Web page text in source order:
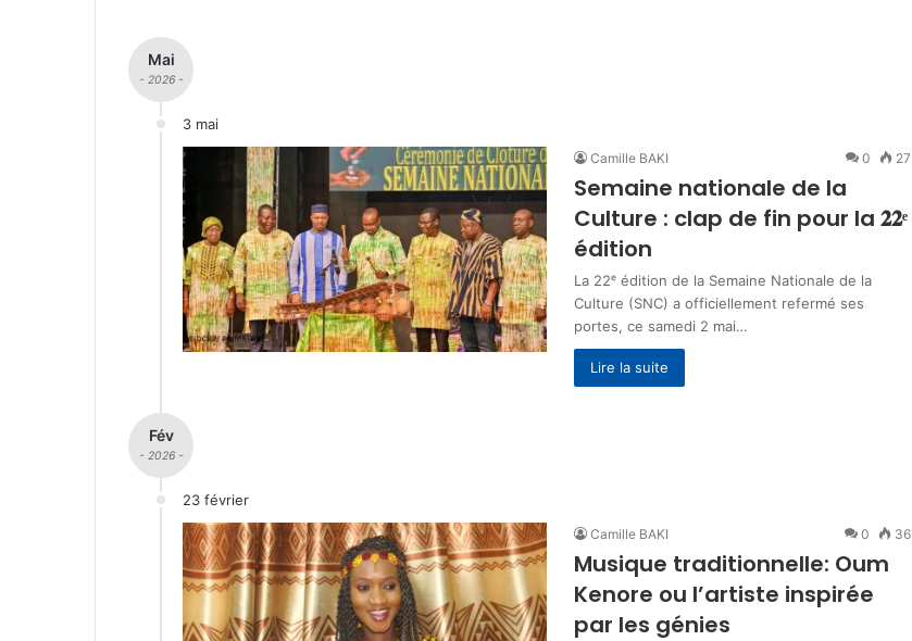
Mai
- 2026 -
3 mai
Camille BAKI 0 27
Semaine nationale de la
Culture : clap de fin pour la 𝟐𝟐ᵉ
édition
‎La 22ᵉ édition de la Semaine Nationale de la
Culture (SNC) a officiellement refermé ses
portes, ce samedi 2 mai…
Lire la suite
Fév
- 2026 -
23 février
Camille BAKI 0 36
Musique traditionnelle: Oum
Kenore ou l’artiste inspirée
par les génies